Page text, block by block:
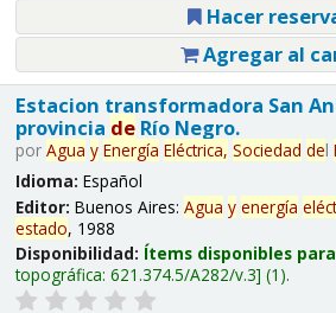
Hacer
Agregar al
Estacion transformadora San
provincia deRío Negro.
por Agua y Energía Eléctrica, Sociedad del
Idioma: Español
Editor: Buenos Aires: Agua y energía
estado, 1988
Disponibilidad: Ítems disponibles
topográfica: 621.374.5/A282/v.3 (1).